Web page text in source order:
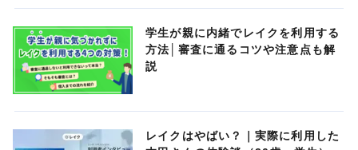
学生が親に内緒でレイクを利用する
方法│審査に通るコツや注意点も解
説
レイクはやばい？｜実際に利用した